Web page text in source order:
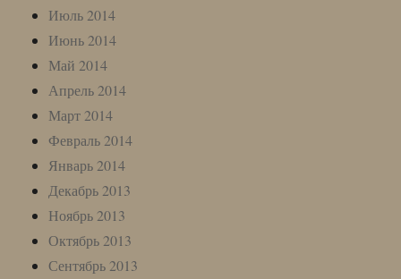
Июль 2014
Июнь 2014
Май 2014
Апрель 2014
Март 2014
Февраль 2014
Январь 2014
Декабрь 2013
Ноябрь 2013
Октябрь 2013
Сентябрь 2013